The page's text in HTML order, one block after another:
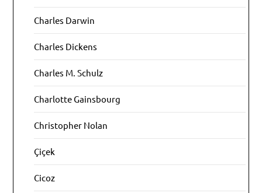
Charles Darwin
Charles Dickens
Charles M. Schulz
Charlotte Gainsbourg
Christopher Nolan
Çiçek
Cicoz